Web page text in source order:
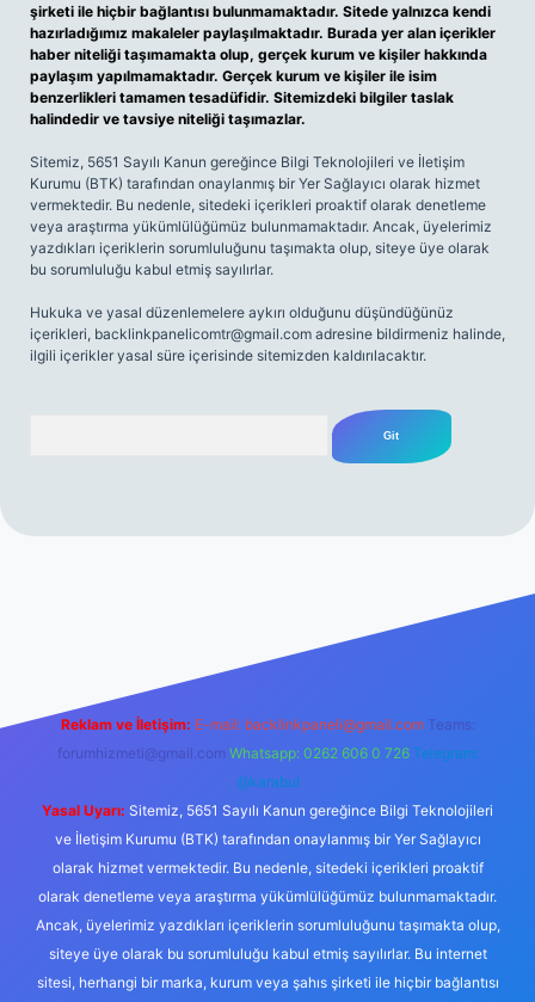
şirketi ile hiçbir bağlantısı bulunmamaktadır. Sitede yalnızca kendi
hazırladığımız makaleler paylaşılmaktadır. Burada yer alan içerikler
haber niteliği taşımamakta olup, gerçek kurum ve kişiler hakkında
paylaşım yapılmamaktadır. Gerçek kurum ve kişiler ile isim
benzerlikleri tamamen tesadüfidir. Sitemizdeki bilgiler taslak
halindedir ve tavsiye niteliği taşımazlar.
Sitemiz, 5651 Sayılı Kanun gereğince Bilgi Teknolojileri ve İletişim
Kurumu (BTK) tarafından onaylanmış bir Yer Sağlayıcı olarak hizmet
vermektedir. Bu nedenle, sitedeki içerikleri proaktif olarak denetleme
veya araştırma yükümlülüğümüz bulunmamaktadır. Ancak, üyelerimiz
yazdıkları içeriklerin sorumluluğunu taşımakta olup, siteye üye olarak
bu sorumluluğu kabul etmiş sayılırlar.
Hukuka ve yasal düzenlemelere aykırı olduğunu düşündüğünüz
içerikleri, backlinkpanelicomtr@gmail.com adresine bildirmeniz halinde,
ilgili içerikler yasal süre içerisinde sitemizden kaldırılacaktır.
Reklam ve İletişim: E-mail: backlinkpaneli@gmail.com Teams:
forumhizmeti@gmail.com Whatsapp: 0262 606 0 726 Telegram:
@karabul
Yasal Uyarı: Sitemiz, 5651 Sayılı Kanun gereğince Bilgi Teknolojileri
ve İletişim Kurumu (BTK) tarafından onaylanmış bir Yer Sağlayıcı
olarak hizmet vermektedir. Bu nedenle, sitedeki içerikleri proaktif
olarak denetleme veya araştırma yükümlülüğümüz bulunmamaktadır.
Ancak, üyelerimiz yazdıkları içeriklerin sorumluluğunu taşımakta olup,
siteye üye olarak bu sorumluluğu kabul etmiş sayılırlar. Bu internet
sitesi, herhangi bir marka, kurum veya şahıs şirketi ile hiçbir bağlantısı